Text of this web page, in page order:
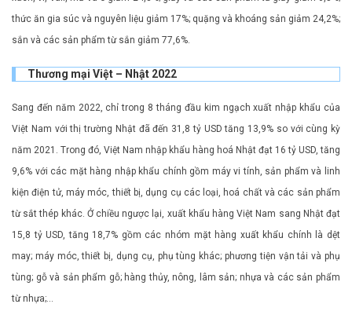
thức ăn gia súc và nguyên liệu giảm 17%; quặng và khoáng sản giảm 24,2%;
sắn và các sản phẩm từ sắn giảm 77,6%.
Thương mại Việt – Nhật 2022
Sang đến năm 2022, chỉ trong 8 tháng đầu kim ngạch xuất nhập khẩu của
Việt Nam với thị trường Nhật đã đến 31,8 tỷ USD tăng 13,9% so với cùng kỳ
năm 2021. Trong đó, Việt Nam nhập khẩu hàng hoá Nhật đạt 16 tỷ USD, tăng
9,6% với các mặt hàng nhập khẩu chính gồm máy vi tính, sản phẩm và linh
kiện điện tử, máy móc, thiết bị, dụng cụ các loại, hoá chất và các sản phẩm
từ sắt thép khác. Ở chiều ngược lại, xuất khẩu hàng Việt Nam sang Nhật đạt
15,8 tỷ USD, tăng 18,7% gồm các nhóm mặt hàng xuất khẩu chính là dệt
may; máy móc, thiết bị, dụng cụ, phụ tùng khác; phương tiện vận tải và phụ
tùng; gỗ và sản phẩm gỗ; hàng thủy, nông, lâm sản; nhựa và các sản phẩm
từ nhựa;…